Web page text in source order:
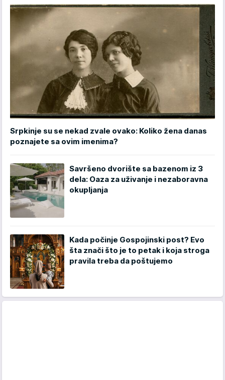
Srpkinje su se nekad zvale ovako: Koliko žena danas
poznajete sa ovim imenima?
Savršeno dvorište sa bazenom iz 3
dela: Oaza za uživanje i nezaboravna
okupljanja
Kada počinje Gospojinski post? Evo
šta znači što je to petak i koja stroga
pravila treba da poštujemo